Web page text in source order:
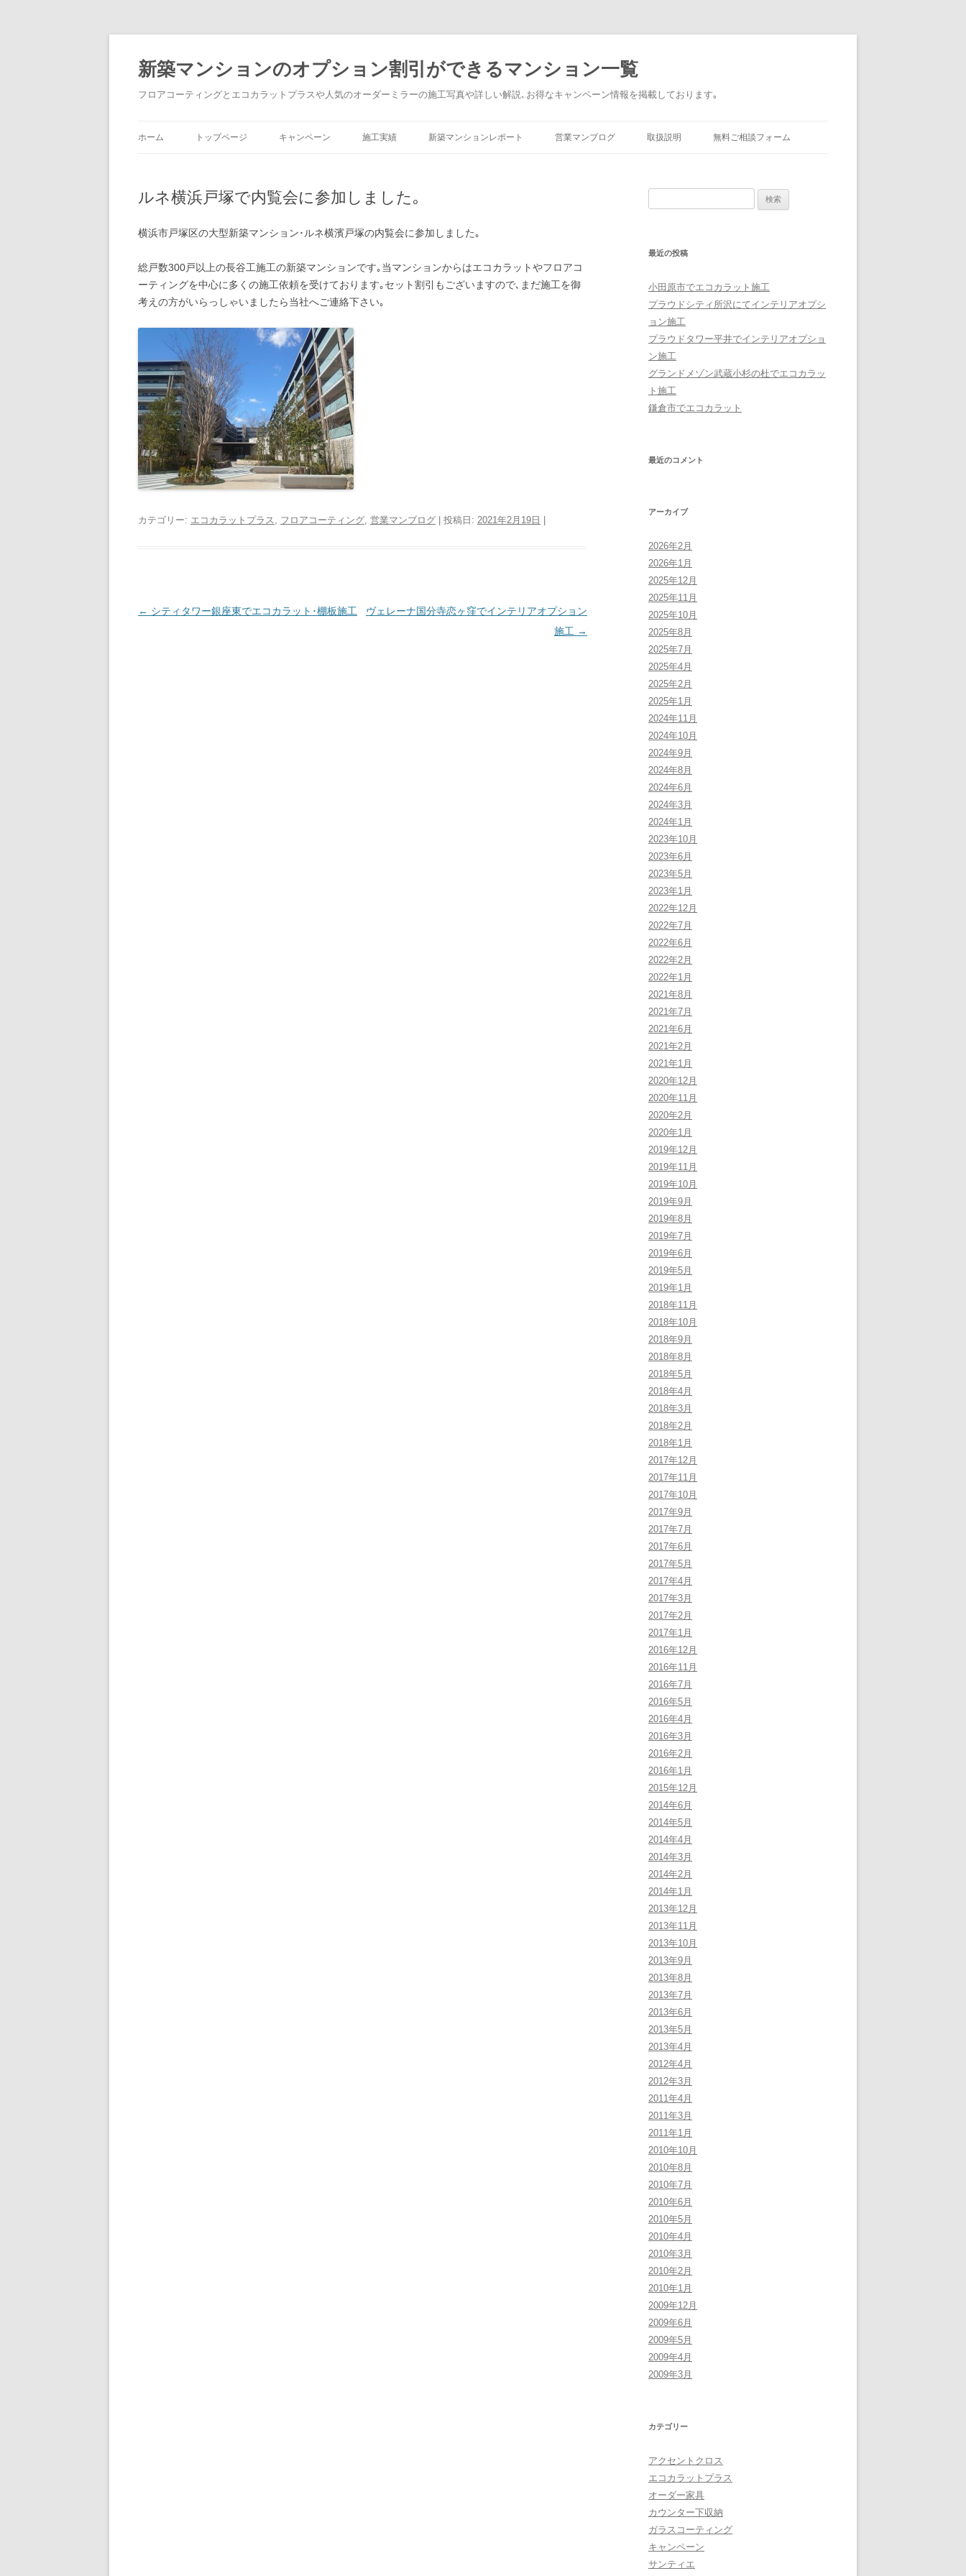
新築マンションのオプション割引ができるマンション一覧
フロアコーティングとエコカラットプラスや人気のオーダーミラーの施工写真や詳しい解説､お得なキャンペーン情報を掲載しております｡
ホーム トップページ キャンペーン 施工実績 新築マンションレポート 営業マンブログ 取扱説明 無料ご相談フォーム
ルネ横浜戸塚で内覧会に参加しました｡
横浜市戸塚区の大型新築マンション･ルネ横濱戸塚の内覧会に参加しました｡
総戸数300戸以上の長谷工施工の新築マンションです｡当マンションからはエコカラットやフロアコ
ーティングを中心に多くの施工依頼を受けております｡セット割引もございますので､まだ施工を御
考えの方がいらっしゃいましたら当社へご連絡下さい｡
カテゴリー: エコカラットプラス , フロアコーティング, 営業マンブログ | 投稿日: 2021年2月19日
投稿ナビゲーション
← シティタワー銀座東でエコカラット･棚板施工
ヴェレーナ国分寺恋ヶ窪でインテリアオプション
施工 →
最近の投稿
小田原市でエコカラット施工
プラウドシティ所沢にてインテリアオプシ
ョン施工
プラウドタワー平井でインテリアオプショ
ン施工
グランドメゾン武蔵小杉の杜でエコカラッ
ト施工
鎌倉市でエコカラット
最近のコメント
アーカイブ
2026年2月
2026年1月
2025年12月
2025年11月
2025年10月
2025年8月
2025年7月
2025年4月
2025年2月
2025年1月
2024年11月
2024年10月
2024年9月
2024年8月
2024年6月
2024年3月
2024年1月
2023年10月
2023年6月
2023年5月
2023年1月
2022年12月
2022年7月
2022年6月
2022年2月
2022年1月
2021年8月
2021年7月
2021年6月
2021年2月
2021年1月
2020年12月
2020年11月
2020年2月
2020年1月
2019年12月
2019年11月
2019年10月
2019年9月
2019年8月
2019年7月
2019年6月
2019年5月
2019年1月
2018年11月
2018年10月
2018年9月
2018年8月
2018年5月
2018年4月
2018年3月
2018年2月
2018年1月
2017年12月
2017年11月
2017年10月
2017年9月
2017年7月
2017年6月
2017年5月
2017年4月
2017年3月
2017年2月
2017年1月
2016年12月
2016年11月
2016年7月
2016年5月
2016年4月
2016年3月
2016年2月
2016年1月
2015年12月
2014年6月
2014年5月
2014年4月
2014年3月
2014年2月
2014年1月
2013年12月
2013年11月
2013年10月
2013年9月
2013年8月
2013年7月
2013年6月
2013年5月
2013年4月
2012年4月
2012年3月
2011年4月
2011年3月
2011年1月
2010年10月
2010年8月
2010年7月
2010年6月
2010年5月
2010年4月
2010年3月
2010年2月
2010年1月
2009年12月
2009年6月
2009年5月
2009年4月
2009年3月
カテゴリー
アクセントクロス
エコカラットプラス
オーダー家具
カウンター下収納
ガラスコーティング
キャンペーン
サンティエ